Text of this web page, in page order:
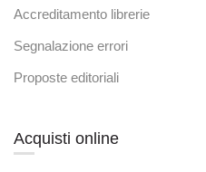
Accreditamento librerie
Segnalazione errori
Proposte editoriali
Acquisti online